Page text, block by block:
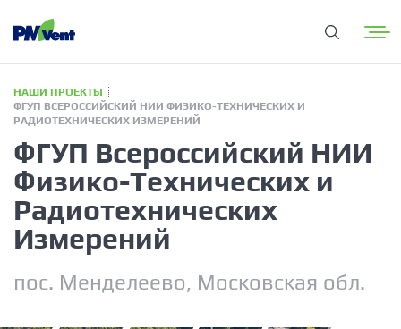
НАШИ ПРОЕКТЫ
ФГУП ВСЕРОССИЙСКИЙ НИИ ФИЗИКО-ТЕХНИЧЕСКИХ И
РАДИОТЕХНИЧЕСКИХ ИЗМЕРЕНИЙ
ФГУП Всероссийский НИИ
Физико-Технических и
Радиотехнических
Измерений
пос. Менделеево, Московская обл.